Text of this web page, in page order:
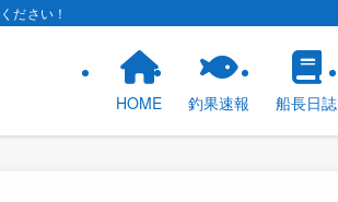
ださい！
HOME 釣果速報 船長日誌